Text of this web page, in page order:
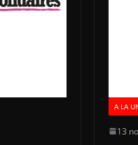
A LA
13